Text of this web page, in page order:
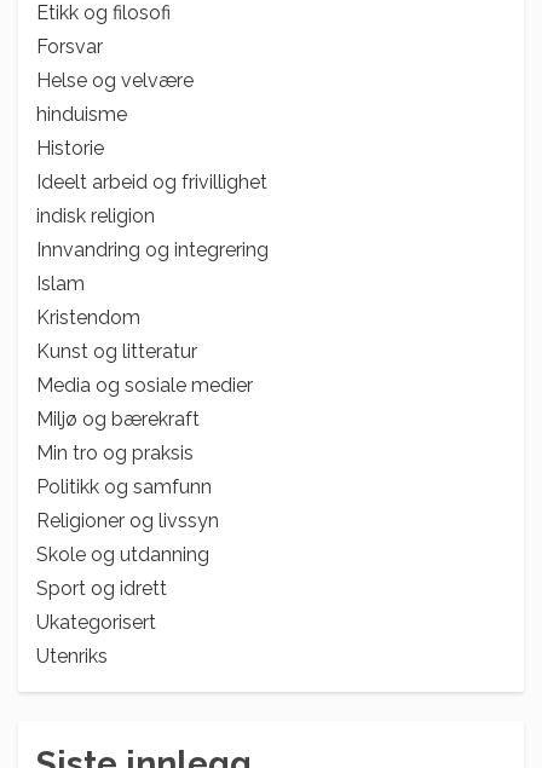
Etikk og filosofi
Forsvar
Helse og velvære
hinduisme
Historie
Ideelt arbeid og frivillighet
indisk religion
Innvandring og integrering
Islam
Kristendom
Kunst og litteratur
Media og sosiale medier
Miljø og bærekraft
Min tro og praksis
Politikk og samfunn
Religioner og livssyn
Skole og utdanning
Sport og idrett
Ukategorisert
Utenriks